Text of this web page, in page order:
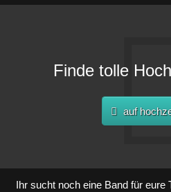
Finde tolle
auf
Ihr sucht noch eine Band für eure